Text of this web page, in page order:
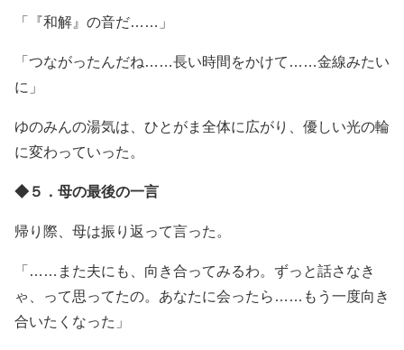
「『和解』の音だ……」
「つながったんだね……長い時間をかけて……金線みたい
に」
ゆのみんの湯気は、ひとがま全体に広がり、優しい光の輪
に変わっていった。
◆５．母の最後の一言
帰り際、母は振り返って言った。
「……また夫にも、向き合ってみるわ。ずっと話さなき
ゃ、って思ってたの。あなたに会ったら……もう一度向き
合いたくなった」